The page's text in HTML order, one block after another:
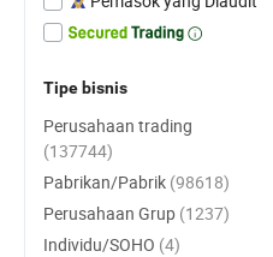
Tipe bisnis
Perusahaan trading
(137744)
Pabrikan/Pabrik (98618)
Perusahaan Grup (1237)
Individu/SOHO (4)